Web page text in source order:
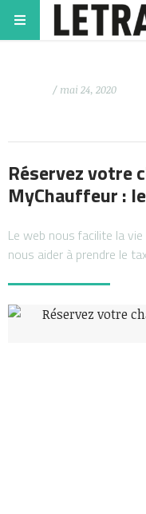
/ mai 24, 2020
Réservez votre
MyChauffeur :
Le web nous facilite la
nous aider à prendre le